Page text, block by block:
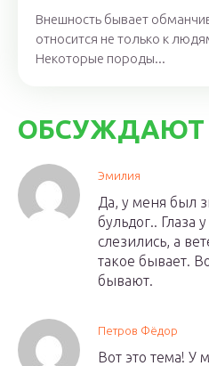
Внешность бывает
относится не только к
Некоторые породы...
ОБСУЖДАЮТ
Эмилия
Да, у меня был
бульдог.. Глаза
слезились, а
такое бывает.
бывают.
Петров Фёдор
Вот это тема! У